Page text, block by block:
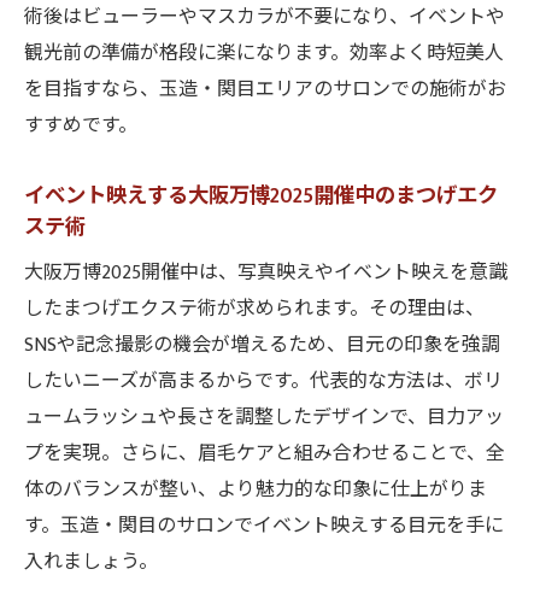
術後はビューラーやマスカラが不要になり、イベントや
観光前の準備が格段に楽になります。効率よく時短美人
を目指すなら、玉造・関目エリアのサロンでの施術がお
すすめです。
イベント映えする大阪万博2025開催中のまつげエク
ステ術
大阪万博2025開催中は、写真映えやイベント映えを意識
したまつげエクステ術が求められます。その理由は、
SNSや記念撮影の機会が増えるため、目元の印象を強調
したいニーズが高まるからです。代表的な方法は、ボリ
ュームラッシュや長さを調整したデザインで、目力アッ
プを実現。さらに、眉毛ケアと組み合わせることで、全
体のバランスが整い、より魅力的な印象に仕上がりま
す。玉造・関目のサロンでイベント映えする目元を手に
入れましょう。